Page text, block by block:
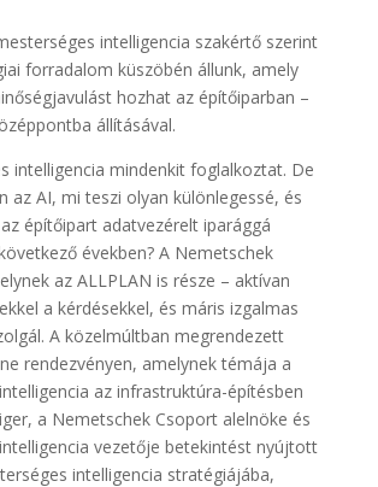
intelligencia szakértő szerint
forradalom küszöbén állunk, amely
hozhat az építőiparban –
állításával.
intelligencia mindenkit foglalkoztat. De
az AI, mi teszi olyan különlegessé, és
építőipart adatvezérelt iparággá
években? A Nemetschek
az ALLPLAN is része – aktívan
a kérdésekkel, és máris izgalmas
A közelmúltban megrendezett
rendezvényen, amelynek témája a
az infrastruktúra-építésben
a Nemetschek Csoport alelnöke és
vezetője betekintést nyújtott
intelligencia stratégiájába,